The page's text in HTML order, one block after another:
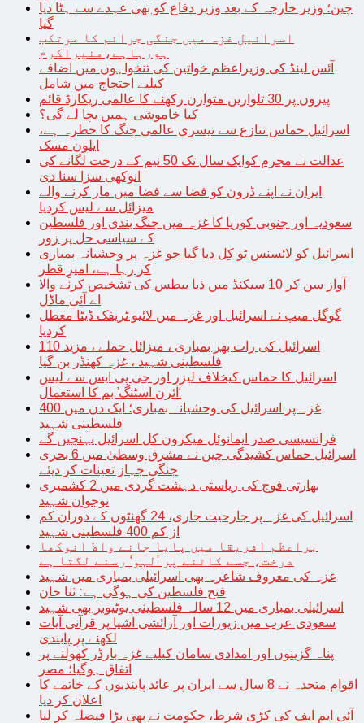
چین؛ وزیر خارجہ کے بعد وزیر دفاع کو بھی عہدے سے ہٹا دیا
گیا
اسرائیل غزہ میں جنگی جرائم کا مرتکب
ہورہاہے،منیراکرم
آئس لینڈ کی وزیراعظم خواتین کی تنخواہوں میں اضافے
کیلیے احتجاج میں شامل
پیروں پر 30 تلواریں متوازن رکھنے کا عالمی ریکارڈ قائم
کیا خاموشی ہمیں بچا لے گی؟
اسرائیل حماس تنازع سے تیسری عالمی جنگ کا خطرہ ہے،
ایلون مسک
عدالت نے مجرم کوایک سال تک 50 نیم کے درخت لگانے کی
انوکھی سزا سنا دی
ایران نے اپنے ڈرون کو فضا سے فضا میں مار کرنے والے
میزائل سے لیس کردیا
سعودیہ اور جنوبی کوریا کا غزہ میں جنگ بندی اور فلسطین
کے سیاسی حل پر زور
اسرائیل کو لائسنس ٹو کِل دیا گیا جو غزہ پر وحشیانہ بمباری
کر رہا ہے، امیرِ قطر
آواز سن کر 10 سیکنڈ میں ذیا بیطس کی تشخیص کرنے والا
اے آئی ماڈل
گوگل میپ نے اسرائیل اور غزہ میں لائیو ٹریفک ڈیٹا معطل
کردیا
اسرائیل کی رات بھر بمباری ، میزائل حملے ، مزید 110
فلسطینی شہید ، غزہ کھنڈر بن گیا
اسرائیل کا حماس کیخلاف لیزر اور جی پی ایس سے لیس
‘آئرن اسٹنگ’ بم کا استعمال
غزہ پر اسرائیل کی وحشیانہ بمباری؛ ایک دن میں 400
فلسطینی شہید
فرانسیسی صدر ایمانوئل میکرون کل اسرائیل پہنچیں گے
اسرائیل حماس کشیدگی چین نے مشرق وسطیٰ میں 6 بحری
جنگی جہاز تعینات کر دیئے
بھارتی فوج کی ریاستی دہشت گردی میں 2 کشمیری
نوجوان شہید
اسرائیل کی غزہ پر جارحیت جاری، 24 گھنٹوں کے دوران کم
از کم 400 فلسطینی شہید
براعظم افریقا میں پایا جانے والا انوکھا
درخت، جسے کاٹنے پر ’لہو‘ رسنے لگتا ہے
غزہ کی معروف شاعرہ بھی اسرائیلی بمباری میں شہید
فتح فلسطین کی ہوگی ہے: ثنا خان
اسرائیلی بمباری میں 12 سالہ فلسطینی یوٹیوبر بھی شہید
سعودی عرب میں زیورات اور آرائشی اشیا پر قرآنی آیات
لکھنے پر پابندی
پناہ گزینوں اور امدادی سامان کیلیے غزہ بارڈر کھولنے پر
اتفاق ہوگیا؛ مصر
اقوام متحدہ نے 8 سال سے ایران پر عائد پابندیوں کے خاتمے کا
اعلان کر دیا
آئی ایم ایف کی کڑی شرط، حکومت نے بھی بڑا فیصلہ کر لیا